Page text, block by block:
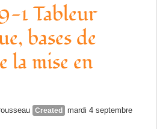
1 Tableur
bases de
la mise en
Created
mardi 4 septembre